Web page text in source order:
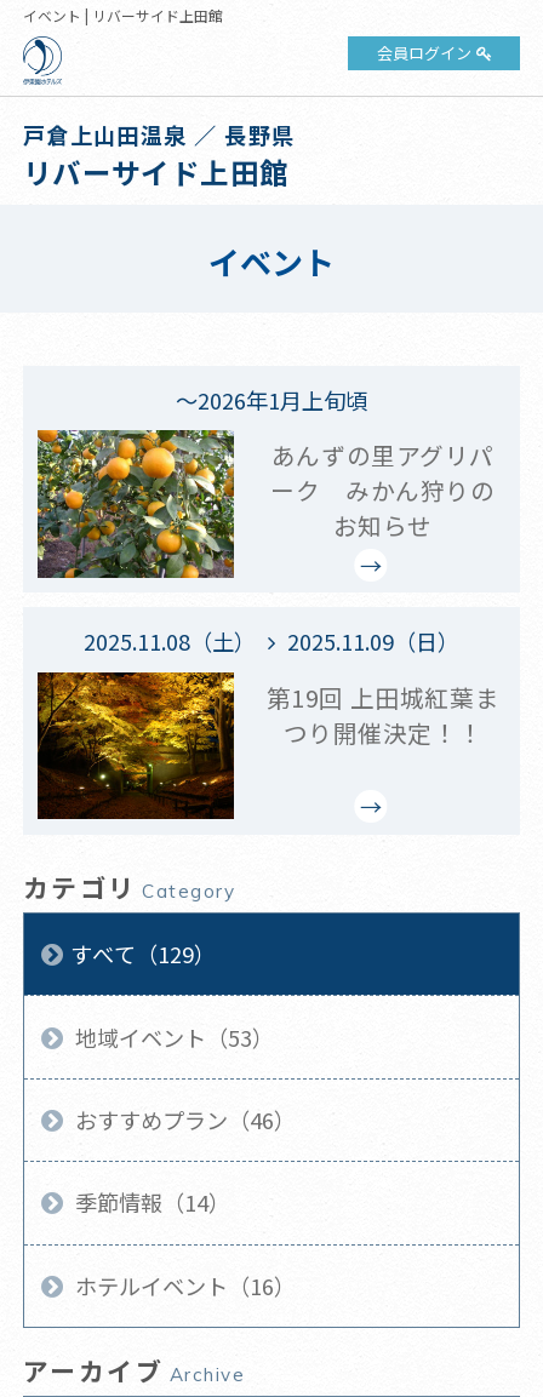
イベント | リバーサイド上田館
会員ログイン
戸倉上山田温泉 ／ 長野県
リバーサイド上田館
イベント
～2026年1月上旬頃
あんずの里アグリパ
ーク みかん狩りの
お知らせ
2025.11.08（土） 2025.11.09（日）
第19回 上田城紅葉ま
つり開催決定！！
カテゴリ Category
すべて（129）
地域イベント（53）
おすすめプラン（46）
季節情報（14）
ホテルイベント（16）
アーカイブ Archive